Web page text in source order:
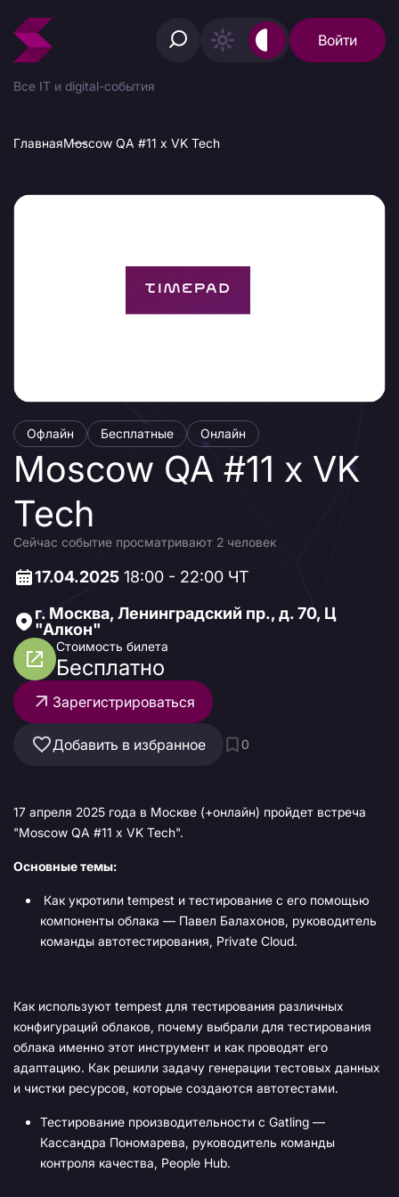
Войти
Все IT и digital-события
ГлавнаяMoscow QA #11 x VK Tech
Офлайн Бесплатные Онлайн
Moscow QA #11 x VK
Tech
Сейчас событие просматривают 2 человек
17.04.2025 18:00 - 22:00 ЧТ
г. Москва, Ленинградский пр., д. 70, Ц
"Алкон"
Стоимость билета
Бесплатно
Зарегистрироваться
Добавить в избранное 0
17 апреля 2025 года в Москве (+онлайн) пройдет встреча
"Moscow QA #11 x VK Tech".
Основные темы:
Как укротили tempest и тестирование с его помощью
компоненты облака — Павел Балахонов, руководитель
команды автотестирования, Private Cloud.
Как используют tempest для тестирования различных
конфигураций облаков, почему выбрали для тестирования
облака именно этот инструмент и как проводят его
адаптацию. Как решили задачу генерации тестовых данных
и чистки ресурсов, которые создаются автотестами.
Тестирование производительности с Gatling —
Кассандра Пономарева, руководитель команды
контроля качества, People Hub.